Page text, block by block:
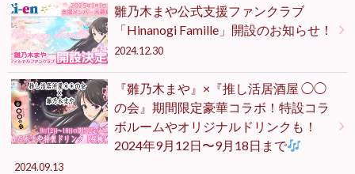
雛乃木まや公式支援ファンクラブ
「Hinanogi Famille」開設のお知らせ！
2024.12.30
『雛乃木まや』×『推し活居酒屋 ◯◯
の会』期間限定豪華コラボ！特設コラ
ボルームやオリジナルドリンクも！
2024年9月12日〜9月18日まで
2024.09.13